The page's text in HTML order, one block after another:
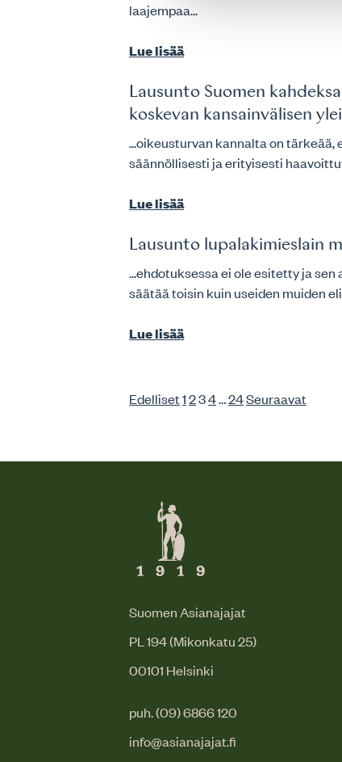
laajempaa...
Lue lisää
Lausunto Suomen
koskevan kansainvälisen
...oikeusturvan kannalta on
säännöllisesti ja erityisesti
Lue lisää
Lausunto lupalakimieslain
...ehdotuksessa ei ole esitetty ja
säätää toisin kuin useiden muiden
Lue lisää
Edelliset1234…24Seuraavat
Suomen Asianajajat
PL 194 (Mikonkatu 25)
00101 Helsinki
puh. (09) 6866 120
info@asianajajat.fi